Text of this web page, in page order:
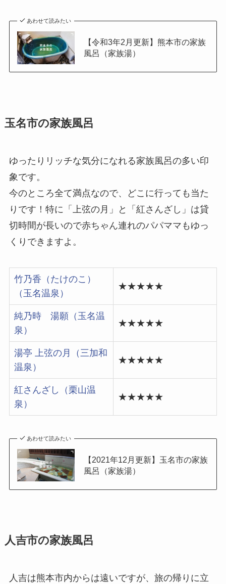
あわせて読みたい
【令和3年2月更新】熊本市の家族
風呂（家族湯）
玉名市の家族風呂
ゆったりリッチな気分になれる家族風呂の多い印
象です。
今のところ全て満点なので、どこに行っても当た
りです！特に「上弦の月」と「紅さんざし」は貸
切時間が長いので赤ちゃん連れのパパママもゆっ
くりできますよ。
竹乃香（たけのこ）
（玉名温泉）
★★★★★
純乃時 湯願（玉名温
泉）
★★★★★
湯亭 上弦の月（三加和
温泉）
★★★★★
紅さんざし（栗山温
泉）
★★★★★
あわせて読みたい
【2021年12月更新】玉名市の家族
風呂（家族湯）
人吉市の家族風呂
人吉は熊本市内からは遠いですが、旅の帰りに立